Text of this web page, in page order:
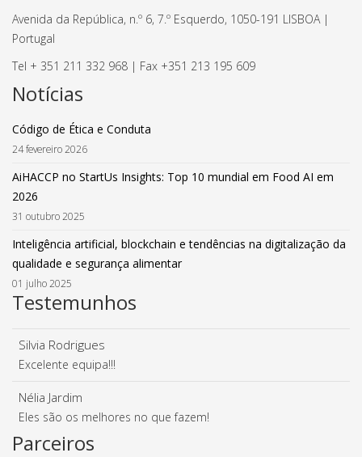
Avenida da República, n.º 6, 7.º Esquerdo, 1050-191 LISBOA |
Portugal
Tel + 351 211 332 968 | Fax +351 213 195 609
Notícias
Código de Ética e Conduta
24 fevereiro 2026
AiHACCP no StartUs Insights: Top 10 mundial em Food AI em
2026
31 outubro 2025
Inteligência artificial, blockchain e tendências na digitalização da
qualidade e segurança alimentar
01 julho 2025
Testemunhos
Silvia Rodrigues
Excelente equipa!!!
Nélia Jardim
Eles são os melhores no que fazem!
Parceiros